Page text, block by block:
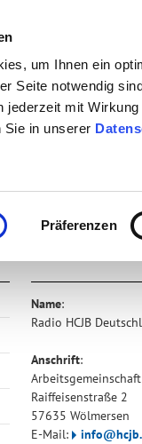
um Ihnen ein
Seite notwendig
jederzeit mit
Sie in unserer
Präferenzen
>Radio HCJB
Name:
Radio HCJB
Anschrift:
Arbeitsgemeinschaft
Raiffeisenstraße 2
57635 Wölmersen
E-Mail: